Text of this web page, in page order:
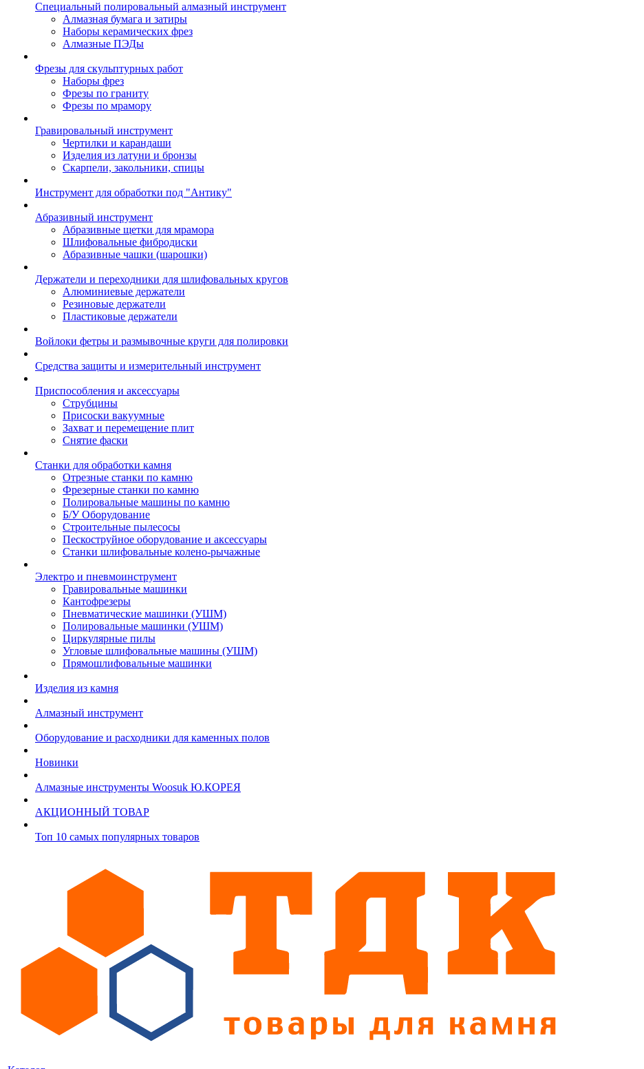
Специальный полировальный алмазный инструмент
Алмазная бумага и затиры
Наборы керамических фрез
Алмазные ПЭДы
Фрезы для скульптурных работ
Наборы фрез
Фрезы по граниту
Фрезы по мрамору
Гравировальный инструмент
Чертилки и карандаши
Изделия из латуни и бронзы
Скарпели, закольники, спицы
Инструмент для обработки под "Антику"
Абразивный инструмент
Абразивные щетки для мрамора
Шлифовальные фибродиски
Абразивные чашки (шарошки)
Держатели и переходники для шлифовальных кругов
Алюминиевые держатели
Резиновые держатели
Пластиковые держатели
Войлоки фетры и размывочные круги для полировки
Средства защиты и измерительный инструмент
Приспособления и аксессуары
Струбцины
Присоски вакуумные
Захват и перемещение плит
Снятие фаски
Станки для обработки камня
Отрезные станки по камню
Фрезерные станки по камню
Полировальные машины по камню
Б/У Оборудование
Строительные пылесосы
Пескоструйное оборудование и аксессуары
Станки шлифовальные колено-рычажные
Электро и пневмоинструмент
Гравировальные машинки
Кантофрезеры
Пневматические машинки (УШМ)
Полировальные машинки (УШМ)
Циркулярные пилы
Угловые шлифовальные машины (УШМ)
Прямошлифовальные машинки
Изделия из камня
Алмазный инструмент
Оборудование и расходники для каменных полов
Новинки
Алмазные инструменты Woosuk Ю.КОРЕЯ
АКЦИОННЫЙ ТОВАР
Топ 10 самых популярных товаров